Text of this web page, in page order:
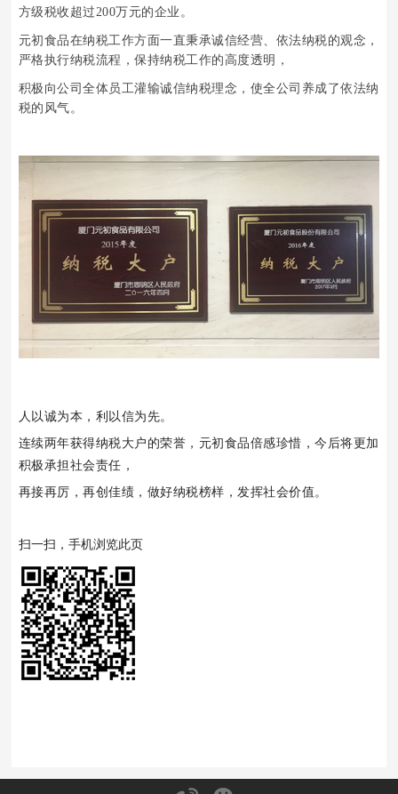
方级税收超过200万元的企业。
元初食品在纳税工作方面一直秉承诚信经营、依法纳税的观念，
严格执行纳税流程，保持纳税工作的高度透明，
积极向公司全体员工灌输诚信纳税理念，使全公司养成了依法纳
税的风气。
人以诚为本，利以信为先。
连续两年获得纳税大户的荣誉，元初食品倍感珍惜，今后将更加
积极承担社会责任，
再接再厉，再创佳绩，做好纳税榜样，发挥社会价值。
扫一扫，手机浏览此页